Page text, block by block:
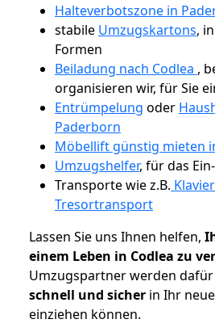
Halteverbotszone in
stabile Umzugskartons,
Formen
Beiladung nach Codlea ,
organisieren wir, für Sie
Entrümpelung oder
Paderborn
Möbellift günstig mieten
Umzugshelfer, für das
Transporte wie z.B.
Tresortransport
Lassen Sie uns Ihnen helfen,
einem Leben in Codlea zu
Umzugspartner werden dafür
schnell und sicher in Ihr
einziehen können.